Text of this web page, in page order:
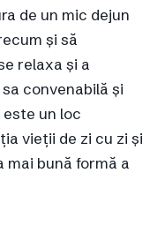
de un mic dejun
și să
relaxa și a
convenabilă și
un loc
vieții de zi cu zi și
bună formă a